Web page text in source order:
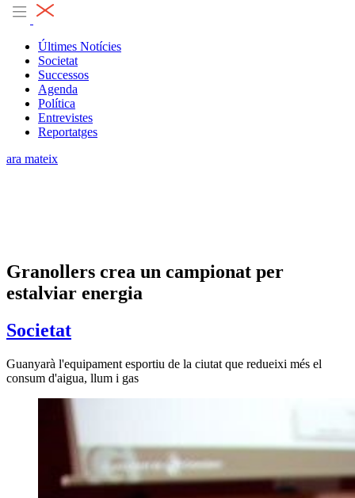
Últimes Notícies
Societat
Successos
Agenda
Política
Entrevistes
Reportatges
ara mateix
Granollers crea un campionat per
estalviar energia
Societat
Guanyarà l'equipament esportiu de la ciutat que redueixi més el
consum d'aigua, llum i gas